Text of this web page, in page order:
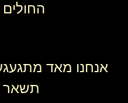
אנחנו מאד
תשאר